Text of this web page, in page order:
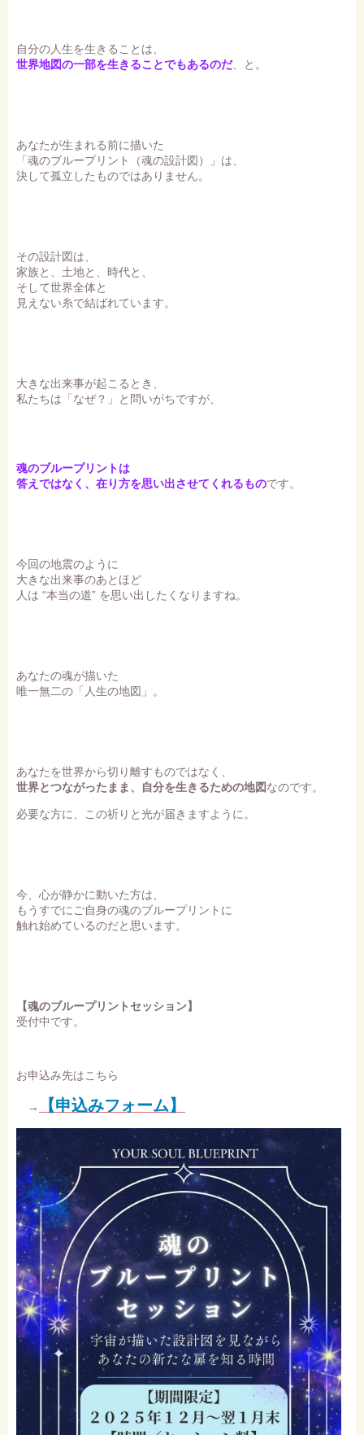
自分の人生を生きることは、
世界地図の一部を生きることでもあるのだ、と。
あなたが生まれる前に描いた
「魂のブループリント（魂の設計図）」は、
決して孤立したものではありません。
その設計図は、
家族と、土地と、時代と、
そして世界全体と
見えない糸で結ばれています。
大きな出来事が起こるとき、
私たちは「なぜ？」と問いがちですが、
魂のブループリントは
答えではなく、在り方を思い出させてくれるものです。
今回の地震のように
大きな出来事のあとほど
人は “本当の道” を思い出したくなりますね。
あなたの魂が描いた
唯一無二の「人生の地図」。
あなたを世界から切り離すものではなく、
世界とつながったまま、自分を生きるための地図なのです。
必要な方に、この祈りと光が届きますように。
今、心が静かに動いた方は、
もうすでにご自身の魂のブループリントに
触れ始めているのだと思います。
【魂のブループリントセッション】
受付中です。
お申込み先はこちら
→ 【申込みフォーム】